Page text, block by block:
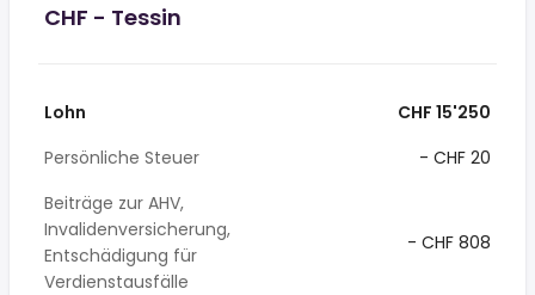
CHF - Tessin
Lohn
CHF 15'250
Persönliche Steuer
- CHF 20
Beiträge zur AHV,
Invalidenversicherung,
Entschädigung für
Verdienstausfälle
- CHF 808